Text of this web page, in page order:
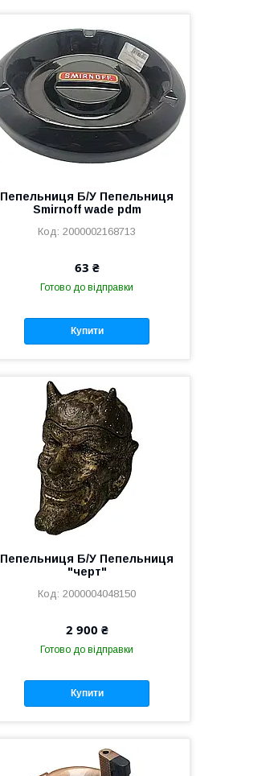
Пепельниця Б/У Пепельниця
Smirnoff wade pdm
2000002168713
63 ₴
Готово до відправки
Купити
Пепельниця Б/У Пепельниця
"черт"
2000004048150
2 900 ₴
Готово до відправки
Купити